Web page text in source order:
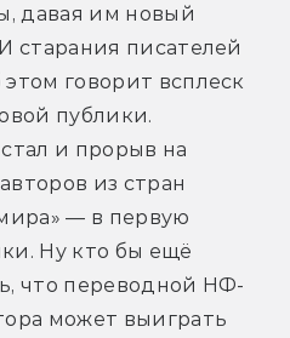
давая им новый
старания писателей
говорит всплеск
публики.
и прорыв на
из стран
— в первую
Ну кто бы ещё
что переводной НФ-
может выиграть